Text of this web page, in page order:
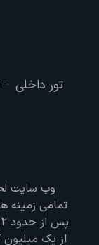
تور داخلی -
وب سایت
از یک میلیون